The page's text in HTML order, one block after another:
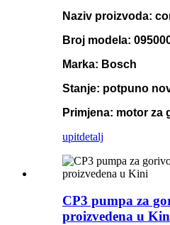
Naziv proizvoda:
Broj modela:
Marka: Bosch
Stanje: potpuno
Primjena: motor za
upitdetalj
CP3 pumpa za
proizvedena u